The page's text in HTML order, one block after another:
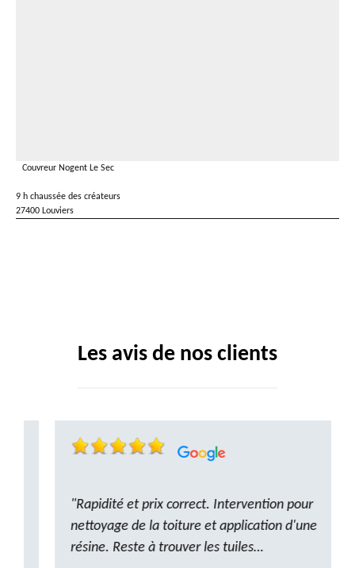
Couvreur Nogent Le Sec
9 h chaussée des créateurs
27400 Louviers
Les avis de nos clients
"Rapidité et prix correct. Intervention pour
nettoyage de la toiture et application d'une
résine. Reste à trouver les tuiles